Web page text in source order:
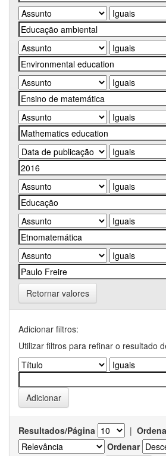
Retornar valores
Adicionar filtros:
Utilizar filtros para refinar o resultado
Resultados/Página |
Ordenar